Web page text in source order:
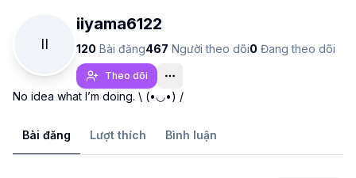
II
iiyama6122
120 Bài đăng467 Người theo dõi0 Đang theo dõi
Theo dõi
No idea what I’m doing. \ (•◡•) /
Bài đăng Lượt thích Bình luận